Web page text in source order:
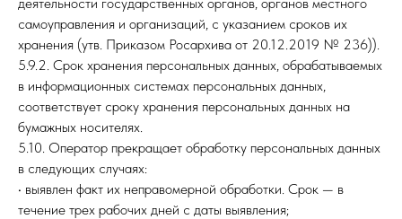
самоуправления и организаций, с указанием сроков их
хранения (утв. Приказом Росархива от 20.12.2019 № 236)).
5.9.2. Срок хранения персональных данных, обрабатываемых
в информационных системах персональных данных,
соответствует сроку хранения персональных данных на
бумажных носителях.
5.10. Оператор прекращает обработку персональных данных
в следующих случаях:
• выявлен факт их неправомерной обработки. Срок — в
течение трех рабочих дней с даты выявления;